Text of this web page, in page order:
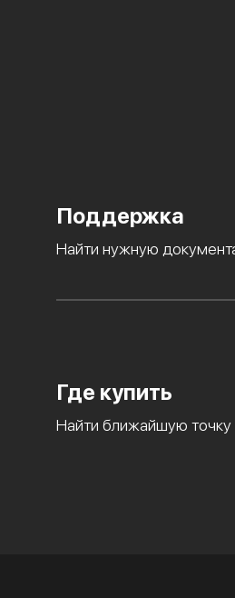
Поддержка
Найти нужную
Где купить
Найти ближайшую